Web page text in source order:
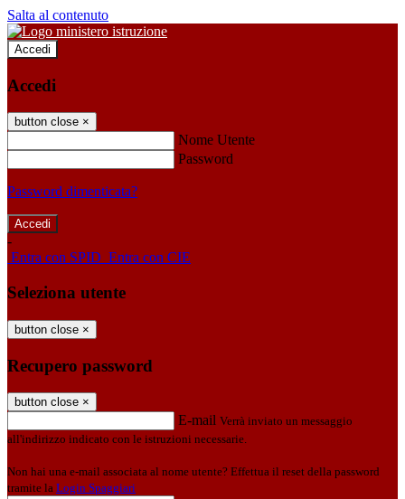
Salta al contenuto
Accedi
Accedi
button close ×
Nome Utente
Password
Password dimenticata?
-
Entra con SPID Entra con CIE
Seleziona utente
button close ×
Recupero password
button close ×
E-mail Verrà inviato un messaggio
all'indirizzo indicato con le istruzioni necessarie.
Non hai una e-mail associata al nome utente? Effettua il reset della password
tramite la Login Spaggiari